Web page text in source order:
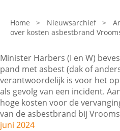
Onze organisatie
Veelgestelde
Contactgegevens
Home > Nieuwsarchief >
over kosten asbestbrand
Minister Harbers (I en W)
pand met asbest (dak of
verantwoordelijk is voor het
als gevolg van een incident.
hoge kosten voor de
van de asbestbrand bij
juni 2024